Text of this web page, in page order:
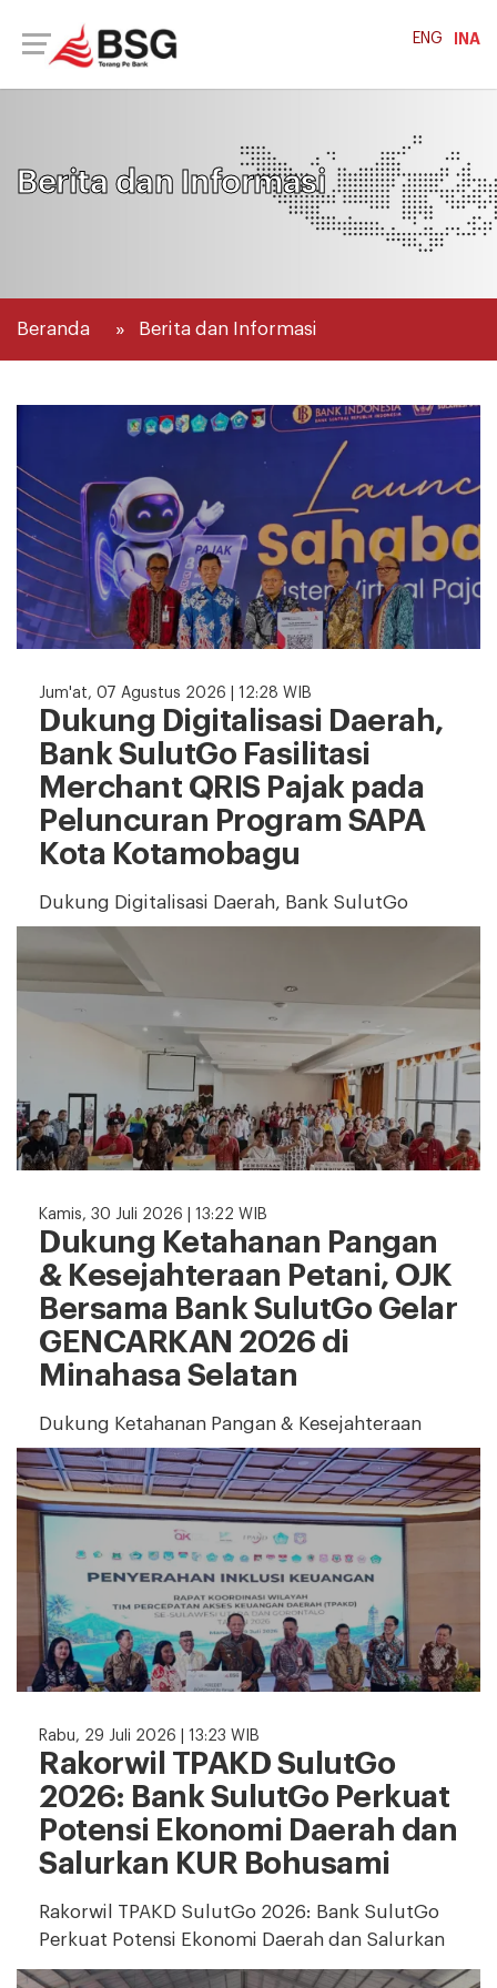
INA
ENG
Berita dan Informasi
Beranda Berita dan Informasi
Jum'at, 07 Agustus 2026 | 12:28 WIB
Dukung Digitalisasi Daerah,
Bank SulutGo Fasilitasi
Merchant QRIS Pajak pada
Peluncuran Program SAPA
Kota Kotamobagu
Dukung Digitalisasi Daerah, Bank SulutGo
Fasilitasi Merchant QRIS Pajak pada Peluncuran
Program SAPA Kota Kotamobagu
Kamis, 30 Juli 2026 | 13:22 WIB
Dukung Ketahanan Pangan
& Kesejahteraan Petani, OJK
Bersama Bank SulutGo Gelar
GENCARKAN 2026 di
Minahasa Selatan
Dukung Ketahanan Pangan & Kesejahteraan
Petani, OJK Bersama Bank SulutGo Gelar
GENCARKAN 2026 di Minahasa Selatan
Rabu, 29 Juli 2026 | 13:23 WIB
Rakorwil TPAKD SulutGo
2026: Bank SulutGo Perkuat
Potensi Ekonomi Daerah dan
Salurkan KUR Bohusami
Rakorwil TPAKD SulutGo 2026: Bank SulutGo
Perkuat Potensi Ekonomi Daerah dan Salurkan
KUR Bohusami